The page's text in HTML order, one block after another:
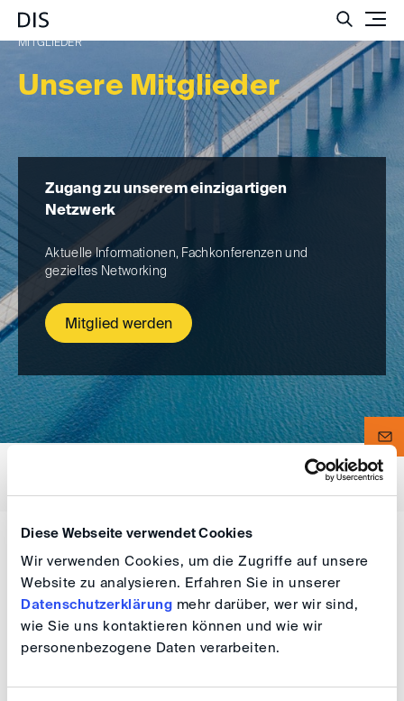
Diese Webseite verwendet Cookies
Wir verwenden Cookies, um die Zugriffe auf unsere
Website zu analysieren. Erfahren Sie in unserer
Datenschutzerklärung mehr darüber, wer wir sind,
wie Sie uns kontaktieren können und wie wir
personenbezogene Daten verarbeiten.
Unsere Mitglieder
MITGLIEDER
Zugang zu unserem einzigartigen
Netzwerk
Aktuelle Informationen, Fachkonferenzen und
gezieltes Networking
Mitglied werden
Martinek, Michael
Hon.-Prof. (Johannesburg), Hon.-Prof. (Wuhan)